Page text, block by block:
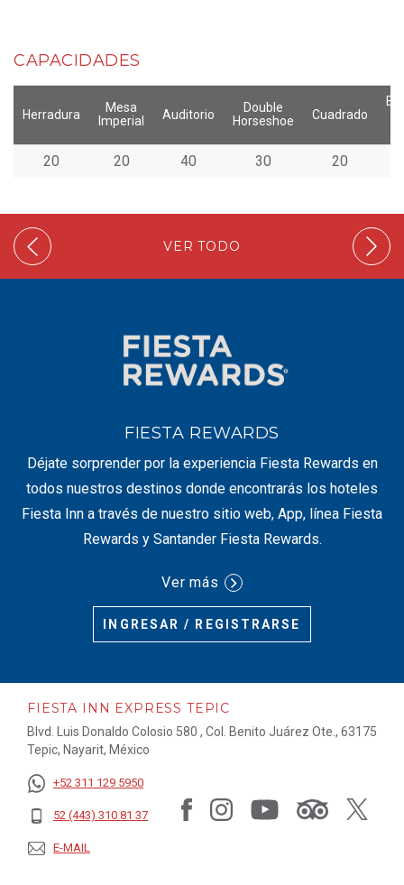
CAPACIDADES
Herradura
Mesa
Imperial
Auditorio
Double
Horseshoe
Cuadrado
20 20 40 30 20
VER TODO
FIESTA REWARDS
Déjate sorprender por la experiencia Fiesta Rewards en
todos nuestros destinos donde encontrarás los hoteles
Fiesta Inn a través de nuestro sitio web, App, línea Fiesta
Rewards y Santander Fiesta Rewards.
Ver más
INGRESAR / REGISTRARSE
FIESTA INN EXPRESS TEPIC
Blvd. Luis Donaldo Colosio 580 , Col. Benito Juárez Ote., 63175
Tepic, Nayarit, México
+52 311 129 5950
52 (443) 310 81 37
E-MAIL